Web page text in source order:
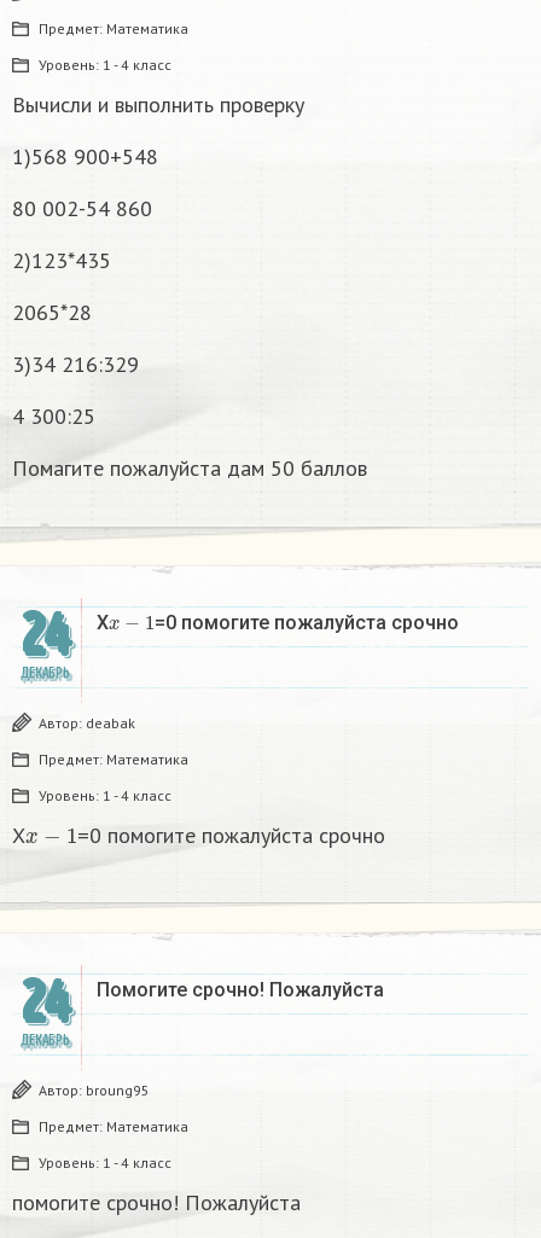
Предмет: Математика
Уровень: 1 - 4 класс
Вычисли и выполнить проверку
1)568 900+548
80 002-54 860
2)123*435
2065*28
3)34 216:329
4 300:25
Помагите пожалуйста дам 50 баллов
24
ДЕКАБРЬ
Xx−1 =0 помогите пожалуйста срочно
Автор: deabak
Предмет: Математика
Уровень: 1 - 4 класс
X =0 помогите пожалуйста срочно
24
ДЕКАБРЬ
Помогите срочно! Пожалуйста
Автор: broung95
Предмет: Математика
Уровень: 1 - 4 класс
помогите срочно! Пожалуйста